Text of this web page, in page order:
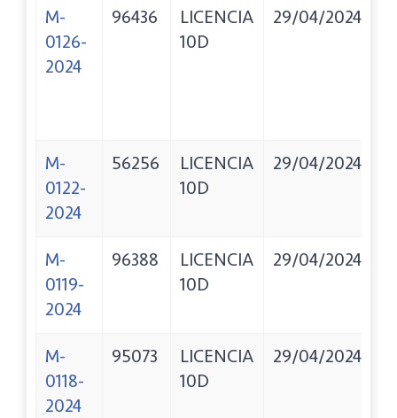
M-
0126-
2024
96436
LICENCIA
10D
29/04/2024
M-
0122-
2024
56256
LICENCIA
10D
29/04/2024
M-
0119-
2024
96388
LICENCIA
10D
29/04/2024
M-
0118-
2024
95073
LICENCIA
10D
29/04/2024